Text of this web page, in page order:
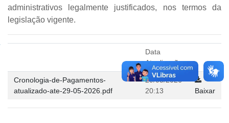
administrativos legalmente justificados, nos termos da
legislação vigente.
Data
Atualização
Cronologia-de-Pagamentos-
atualizado-ate-29-05-2026.pdf
29/05/2026
20:13
Baixar